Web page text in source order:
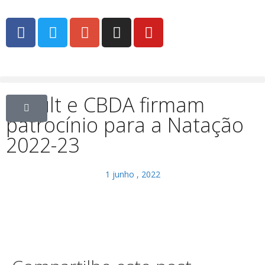
Yakult e CBDA firmam
patrocínio para a Natação
2022-23
1 junho , 2022